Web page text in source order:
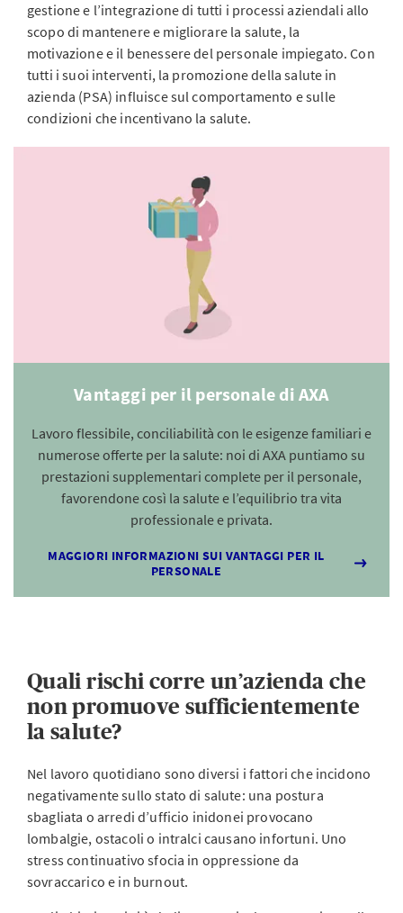
gestione e l’integrazione di tutti i processi aziendali allo
scopo di mantenere e migliorare la salute, la
motivazione e il benessere del personale impiegato. Con
tutti i suoi interventi, la promozione della salute in
azienda (PSA) influisce sul comportamento e sulle
condizioni che incentivano la salute.
Vantaggi per il personale di AXA
Lavoro flessibile, conciliabilità con le esigenze familiari e
numerose offerte per la salute: noi di AXA puntiamo su
prestazioni supplementari complete per il personale,
favorendone così la salute e l’equilibrio tra vita
professionale e privata.
MAGGIORI INFORMAZIONI SUI VANTAGGI PER IL
PERSONALE
Quali rischi corre un’azienda che
non promuove sufficientemente
la salute?
Nel lavoro quotidiano sono diversi i fattori che incidono
negativamente sullo stato di salute: una postura
sbagliata o arredi d’ufficio inidonei provocano
lombalgie, ostacoli o intralci causano infortuni. Uno
stress continuativo sfocia in oppressione da
sovraccarico e in burnout.